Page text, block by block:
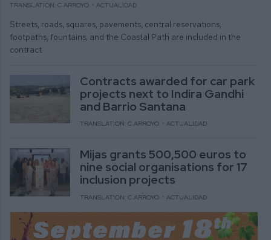
TRANSLATION: C.ARROYO ACTUALIDAD
Streets, roads, squares, pavements, central reservations,
footpaths, fountains, and the Coastal Path are included in the
contract
Contracts awarded for car park
projects next to Indira Gandhi
and Barrio Santana
TRANSLATION: C.ARROYO ACTUALIDAD
Mijas grants 500,500 euros to
nine social organisations for 17
inclusion projects
TRANSLATION: C.ARROYO ACTUALIDAD